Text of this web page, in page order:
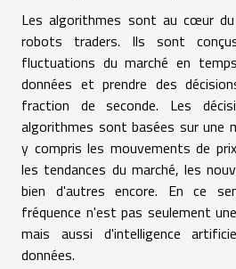
Les algorithmes sont au cœur
robots traders. Ils sont
fluctuations du marché en
données et prendre des
fraction de seconde. Les
algorithmes sont basées sur une
y compris les mouvements de
les tendances du marché, les
bien d'autres encore. En ce
fréquence n'est pas seulement
mais aussi d'intelligence
données.